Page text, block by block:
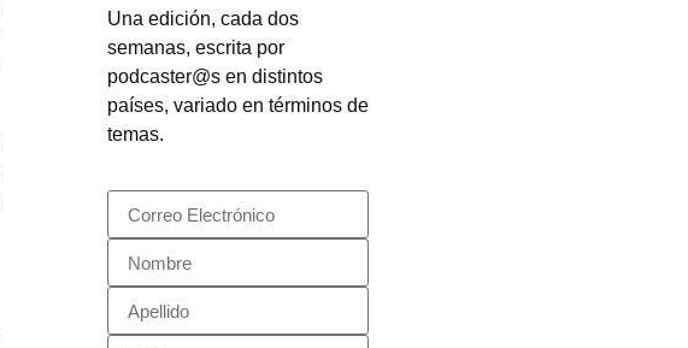
Una edición, cada dos
semanas, escrita por
podcaster@s en distintos
países, variado en términos de
temas.